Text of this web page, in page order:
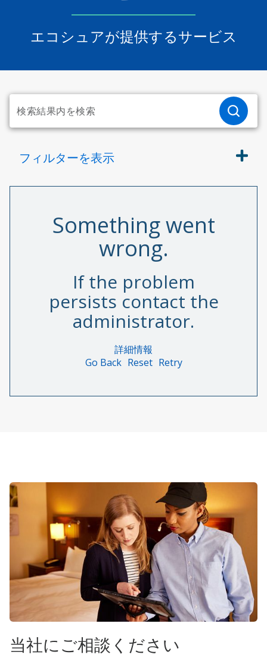
エコシュアが提供するサービス
フィルターを表示
Something went
wrong.
If the problem
persists contact the
administrator.
詳細情報
Go Back Reset Retry
当社にご相談ください